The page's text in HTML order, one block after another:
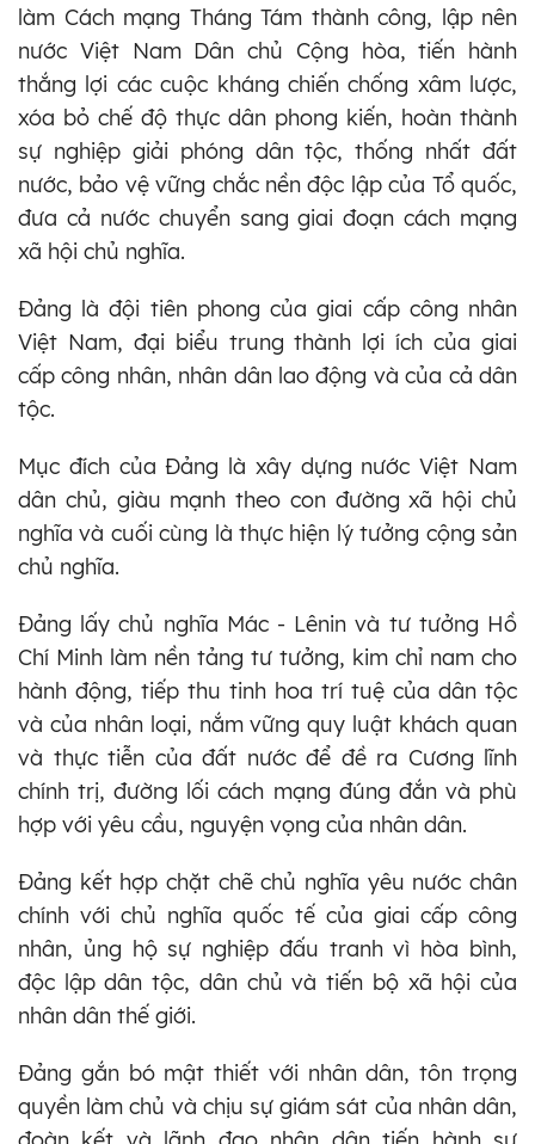
làm Cách mạng Tháng Tám thành công, lập nên
nước Việt Nam Dân chủ Cộng hòa, tiến hành
thắng lợi các cuộc kháng chiến chống xâm lược,
xóa bỏ chế độ thực dân phong kiến, hoàn thành
sự nghiệp giải phóng dân tộc, thống nhất đất
nước, bảo vệ vững chắc nền độc lập của Tổ quốc,
đưa cả nước chuyển sang giai đoạn cách mạng
xã hội chủ nghĩa.
Đảng là đội tiên phong của giai cấp công nhân
Việt Nam, đại biểu trung thành lợi ích của giai
cấp công nhân, nhân dân lao động và của cả dân
tộc.
Mục đích của Đảng là xây dựng nước Việt Nam
dân chủ, giàu mạnh theo con đường xã hội chủ
nghĩa và cuối cùng là thực hiện lý tưởng cộng sản
chủ nghĩa.
Đảng lấy chủ nghĩa Mác - Lênin và tư tưởng Hồ
Chí Minh làm nền tảng tư tưởng, kim chỉ nam cho
hành động, tiếp thu tinh hoa trí tuệ của dân tộc
và của nhân loại, nắm vững quy luật khách quan
và thực tiễn của đất nước để đề ra Cương lĩnh
chính trị, đường lối cách mạng đúng đắn và phù
hợp với yêu cầu, nguyện vọng của nhân dân.
Đảng kết hợp chặt chẽ chủ nghĩa yêu nước chân
chính với chủ nghĩa quốc tế của giai cấp công
nhân, ủng hộ sự nghiệp đấu tranh vì hòa bình,
độc lập dân tộc, dân chủ và tiến bộ xã hội của
nhân dân thế giới.
Đảng gắn bó mật thiết với nhân dân, tôn trọng
quyền làm chủ và chịu sự giám sát của nhân dân,